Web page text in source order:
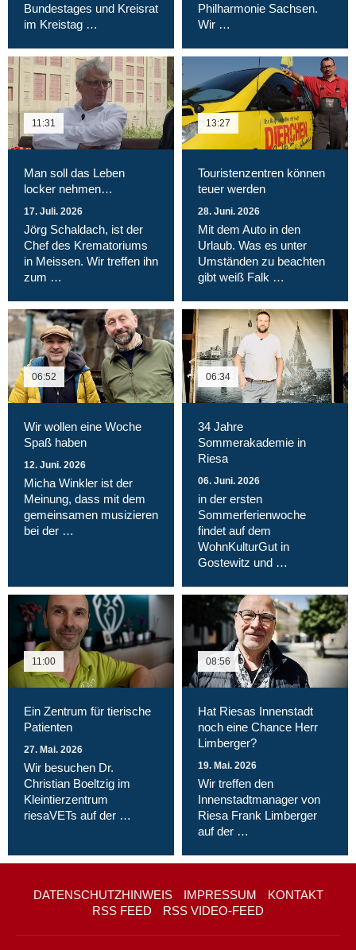
Bundestages und Kreisrat
im Kreistag …
Philharmonie Sachsen.
Wir …
11:31
Man soll das Leben
locker nehmen…
17. Juli. 2026
Jörg Schaldach, ist der
Chef des Krematoriums
in Meissen. Wir treffen ihn
zum …
13:27
Touristenzentren können
teuer werden
28. Juni. 2026
Mit dem Auto in den
Urlaub. Was es unter
Umständen zu beachten
gibt weiß Falk …
06:52
Wir wollen eine Woche
Spaß haben
12. Juni. 2026
Micha Winkler ist der
Meinung, dass mit dem
gemeinsamen musizieren
bei der …
06:34
34 Jahre
Sommerakademie in
Riesa
06. Juni. 2026
in der ersten
Sommerferienwoche
findet auf dem
WohnKulturGut in
Gostewitz und …
11:00
Ein Zentrum für tierische
Patienten
27. Mai. 2026
Wir besuchen Dr.
Christian Boeltzig im
Kleintierzentrum
riesaVETs auf der …
08:56
Hat Riesas Innenstadt
noch eine Chance Herr
Limberger?
19. Mai. 2026
Wir treffen den
Innenstadtmanager von
Riesa Frank Limberger
auf der …
DATENSCHUTZHINWEIS IMPRESSUM
KONTAKT
RSS FEED
RSS VIDEO-FEED